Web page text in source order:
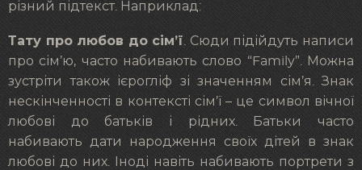
різний підтекст. Наприклад:
Тату про любов до сім’ї. Сюди підійдуть написи
про сім’ю, часто набивають слово “Family”. Можна
зустріти також ієрогліф зі значенням сім’я. Знак
нескінченності в контексті сім’ї – це символ вічної
любові до батьків і рідних. Батьки часто
набивають дати народження своїх дітей в знак
любові до них. Іноді навіть набивають портрети з